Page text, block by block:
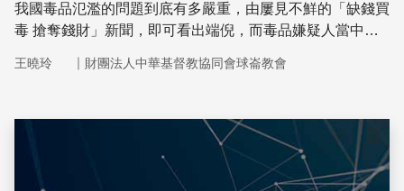
我國毒品氾濫的問題到底有多嚴重，由屢見不鮮的「缺錢買
毒 搶奪錢財」新聞，即可看出端倪，而毒品嫌疑人當中並
們會投入毒品的懷抱中？他們如何取得這些非法藥物？我們
王曉玲 ｜ 財團法人中華基督教協同會球崙教會
儲存